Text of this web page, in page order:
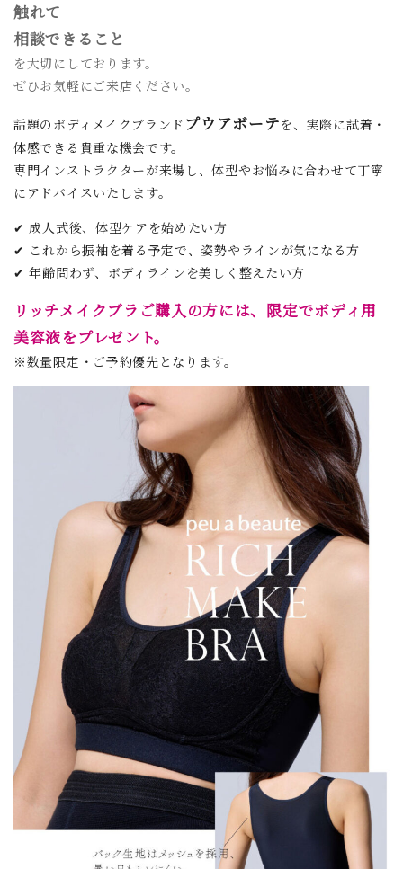
触れて
相談できること
を大切にしております。
ぜひお気軽にご来店ください。
話題のボディメイクブランド プウアボーテを、実際に試着・
体感できる貴重な機会です。
専門インストラクターが来場し、体型やお悩みに合わせて丁寧
にアドバイスいたします。
✔ 成人式後、体型ケアを始めたい方
✔ これから振袖を着る予定で、姿勢やラインが気になる方
✔ 年齢問わず、ボディラインを美しく整えたい方
リッチメイクブラご購入の方には、限定でボディ用
美容液をプレゼント。
※数量限定・ご予約優先となります。